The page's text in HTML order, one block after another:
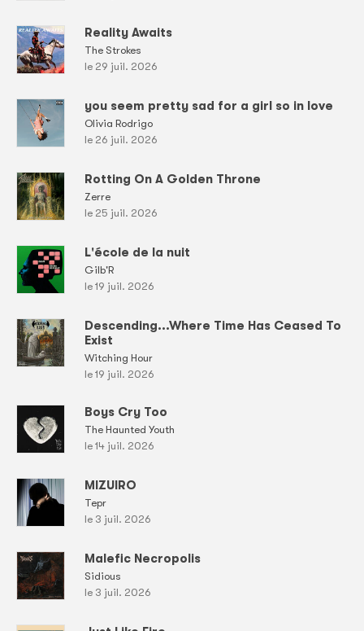
Reality Awaits
The Strokes
le 29 juil. 2026
you seem pretty sad for a girl so in love
Olivia Rodrigo
le 26 juil. 2026
Rotting On A Golden Throne
Zerre
le 25 juil. 2026
L'école de la nuit
Gilb'R
le 19 juil. 2026
Descending...Where Time Has Ceased To
Exist
Witching Hour
le 19 juil. 2026
Boys Cry Too
The Haunted Youth
le 14 juil. 2026
MIZUIRO
Tepr
le 3 juil. 2026
Malefic Necropolis
Sidious
le 3 juil. 2026